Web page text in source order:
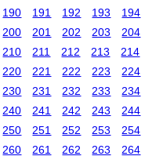
190 191 192 193 194
200 201 202 203 204
210 211 212 213 214
220 221 222 223 224
230 231 232 233 234
240 241 242 243 244
250 251 252 253 254
260 261 262 263 264